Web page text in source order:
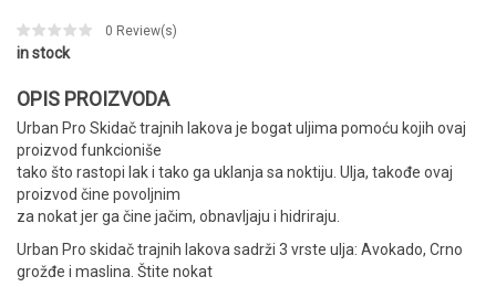
0 Review(s)
in stock
OPIS PROIZVODA
Urban Pro Skidač trajnih lakova je bogat uljima pomoću kojih ovaj
proizvod funkcioniše
tako što rastopi lak i tako ga uklanja sa noktiju. Ulja, takođe ovaj
proizvod čine povoljnim
za nokat jer ga čine jačim, obnavljaju i hidriraju.
Urban Pro skidač trajnih lakova sadrži 3 vrste ulja: Avokado, Crno
grožđe i maslina. Štite nokat